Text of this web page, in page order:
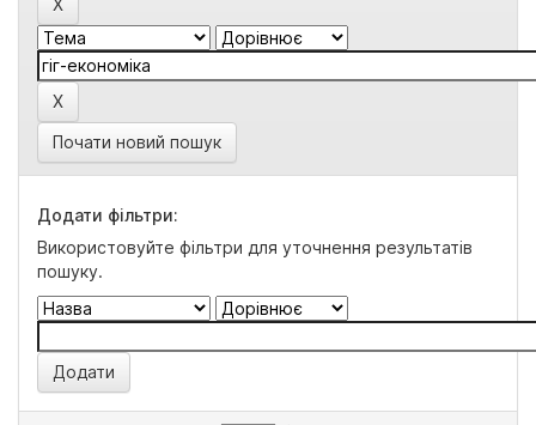
Почати новий пошук
Додати фільтри:
Використовуйте фільтри для уточнення результатів
пошуку.